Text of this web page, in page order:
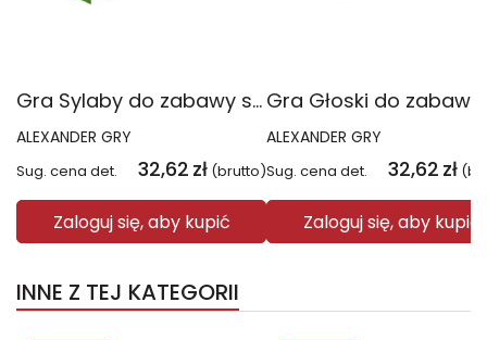
Gra Sylaby do zabawy sowa mądra głowa 0361
ALEXANDER GRY
Sug. cena det. 32,62 zł (brutto)
Zaloguj się, aby kupić
ALEXANDER GRY
Sug. cena det. 32,62 zł
Zaloguj się, aby kupić
INNE Z TEJ KATEGORII